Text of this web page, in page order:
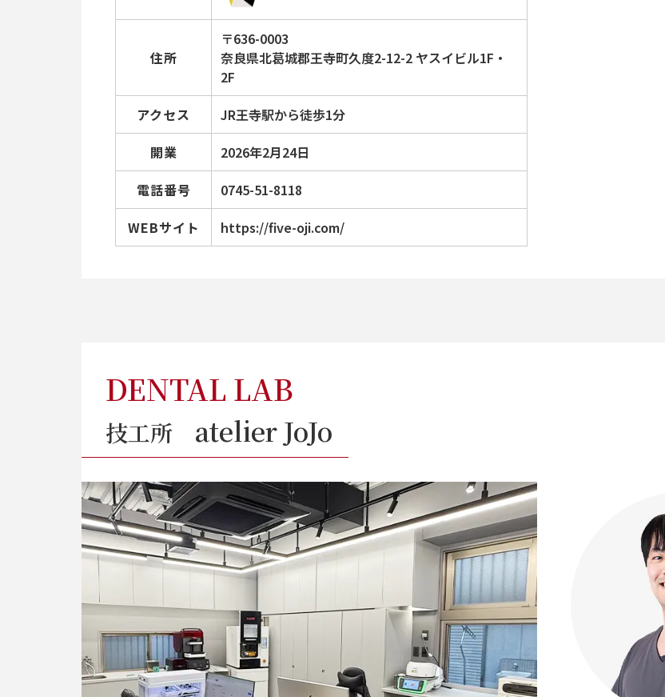
住所
〒636-0003
奈良県北葛城郡王寺町久度2-12-2 ヤスイビル1F・
2F
アクセス
JR王寺駅から徒歩1分
開業
2026年2月24日
電話番号
0745-51-8118
WEBサイト
https://five-oji.com/
DENTAL LAB
技工所 atelier JoJo